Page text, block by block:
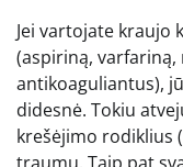
Jei vartojate kraujo
(aspiriną,
antikoaguliantus),
didesnė. Tokiu
krešėjimo rodiklius